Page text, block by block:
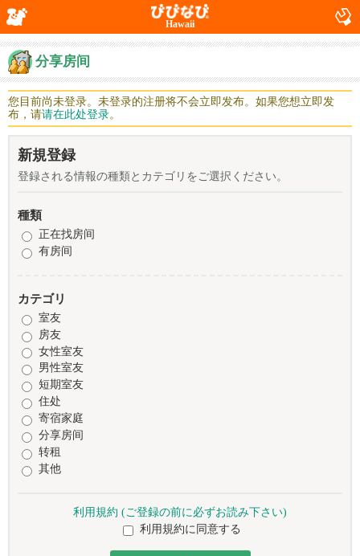
Hawaii
分享房间
您目前尚未登录。未登录的注册将不会立即发布。如果您想立即发
布，请请在此处登录。
新規登録
登録される情報の種類とカテゴリをご選択ください。
種類
正在找房间
有房间
カテゴリ
室友
房友
女性室友
男性室友
短期室友
住处
寄宿家庭
分享房间
转租
其他
利用規約 (ご登録の前に必ずお読み下さい)
利用規約に同意する